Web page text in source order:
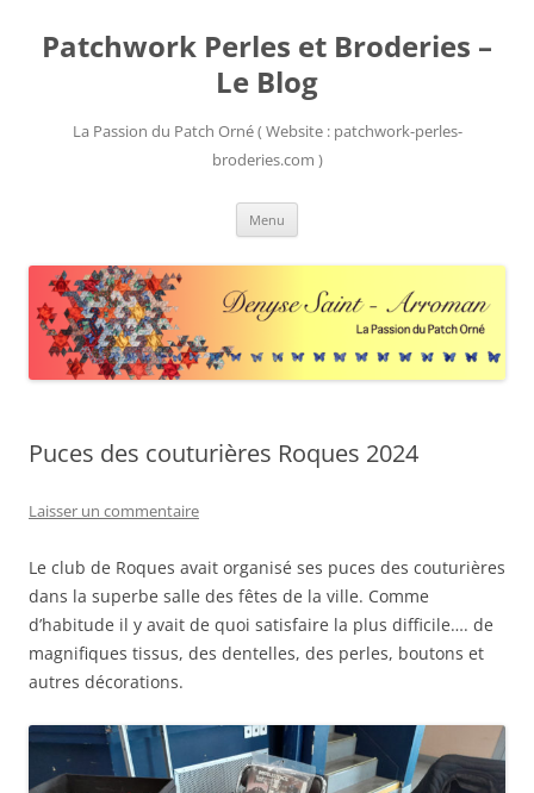
Patchwork Perles et Broderies –
Le Blog
La Passion du Patch Orné ( Website : patchwork-perles-
broderies.com )
Menu
Puces des couturières Roques 2024
Laisser un commentaire
Le club de Roques avait organisé ses puces des couturières
dans la superbe salle des fêtes de la ville. Comme
d’habitude il y avait de quoi satisfaire la plus difficile…. de
magnifiques tissus, des dentelles, des perles, boutons et
autres décorations.